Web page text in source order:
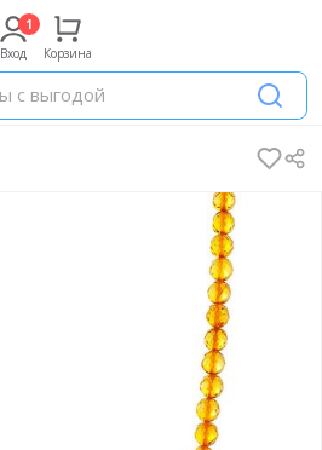
Вход Корзина